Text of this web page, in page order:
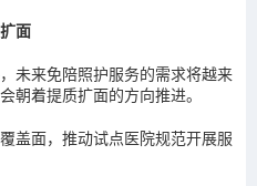
面
未来免陪照护服务的需求将越来
朝着提质扩面的方向推进。
盖面，推动试点医院规范开展服